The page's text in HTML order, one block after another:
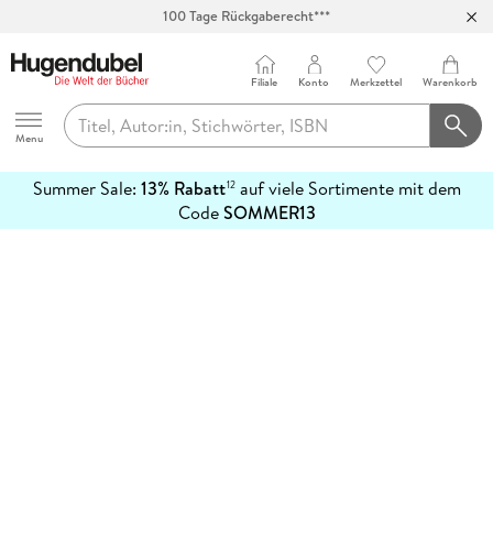
100 Tage Rückgaberecht***
Hugendubel
Menu
Filiale Konto Merkzettel Warenkorb
Summer Sale: 13% Rabatt12auf viele Sortimente mit dem
CodeSOMMER13
erfahren